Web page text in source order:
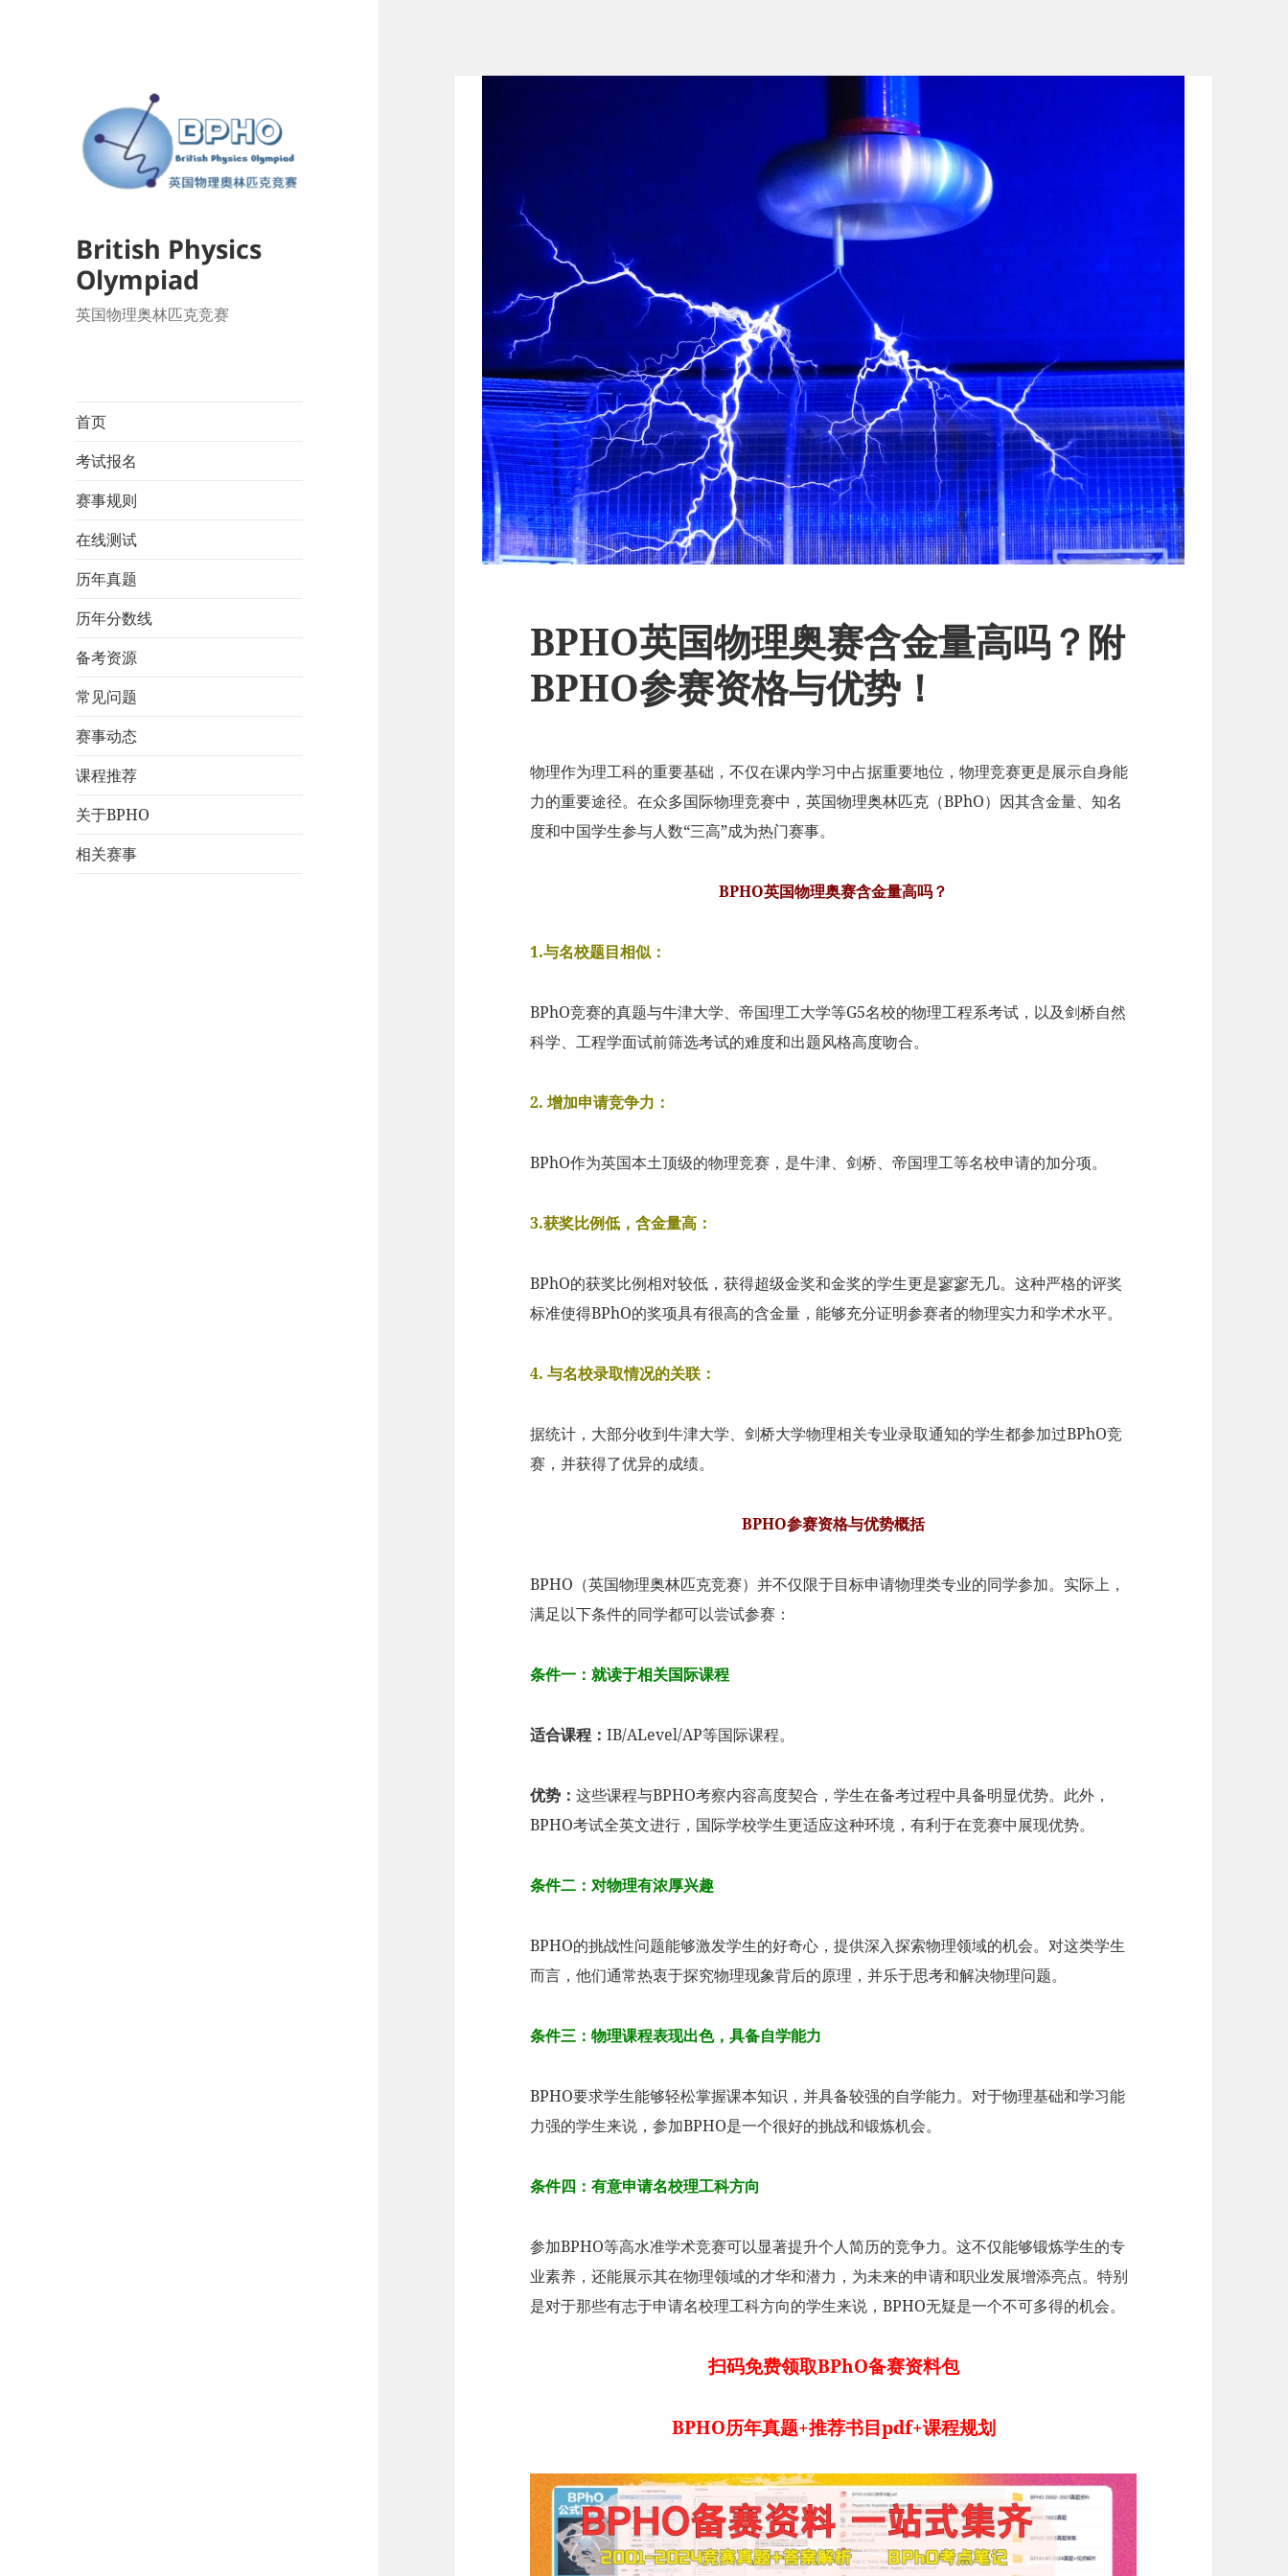
British Physics
Olympiad
英国物理奥林匹克竞赛
首页
考试报名
赛事规则
在线测试
历年真题
历年分数线
备考资源
常见问题
赛事动态
课程推荐
关于BPHO
相关赛事
BPHO英国物理奥赛含金量高吗？附
BPHO参赛资格与优势！
物理作为理工科的重要基础，不仅在课内学习中占据重要地位，物理竞赛更是展示自身能
力的重要途径。在众多国际物理竞赛中，英国物理奥林匹克（BPhO）因其含金量、知名
度和中国学生参与人数“三高”成为热门赛事。
BPHO英国物理奥赛含金量高吗？
1.与名校题目相似：
BPhO竞赛的真题与牛津大学、帝国理工大学等G5名校的物理工程系考试，以及剑桥自然
科学、工程学面试前筛选考试的难度和出题风格高度吻合。
2. 增加申请竞争力：
BPhO作为英国本土顶级的物理竞赛，是牛津、剑桥、帝国理工等名校申请的加分项。
3.获奖比例低，含金量高：
BPhO的获奖比例相对较低，获得超级金奖和金奖的学生更是寥寥无几。这种严格的评奖
标准使得BPhO的奖项具有很高的含金量，能够充分证明参赛者的物理实力和学术水平。
4. 与名校录取情况的关联：
据统计，大部分收到牛津大学、剑桥大学物理相关专业录取通知的学生都参加过BPhO竞
赛，并获得了优异的成绩。
BPHO参赛资格与优势概括
BPHO（英国物理奥林匹克竞赛）并不仅限于目标申请物理类专业的同学参加。实际上，
满足以下条件的同学都可以尝试参赛：
条件一：就读于相关国际课程
适合课程：IB/ALevel/AP等国际课程。
优势：这些课程与BPHO考察内容高度契合，学生在备考过程中具备明显优势。此外，
BPHO考试全英文进行，国际学校学生更适应这种环境，有利于在竞赛中展现优势。
条件二：对物理有浓厚兴趣
BPHO的挑战性问题能够激发学生的好奇心，提供深入探索物理领域的机会。对这类学生
而言，他们通常热衷于探究物理现象背后的原理，并乐于思考和解决物理问题。
条件三：物理课程表现出色，具备自学能力
BPHO要求学生能够轻松掌握课本知识，并具备较强的自学能力。对于物理基础和学习能
力强的学生来说，参加BPHO是一个很好的挑战和锻炼机会。
条件四：有意申请名校理工科方向
参加BPHO等高水准学术竞赛可以显著提升个人简历的竞争力。这不仅能够锻炼学生的专
业素养，还能展示其在物理领域的才华和潜力，为未来的申请和职业发展增添亮点。特别
是对于那些有志于申请名校理工科方向的学生来说，BPHO无疑是一个不可多得的机会。
扫码免费领取BPhO备赛资料包
BPHO历年真题+推荐书目pdf+课程规划